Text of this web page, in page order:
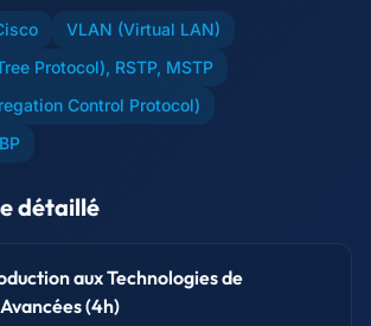
VLAN (Virtual LAN)
Protocol), RSTP, MSTP
Control Protocol)
détaillé
aux Technologies de
(4h)